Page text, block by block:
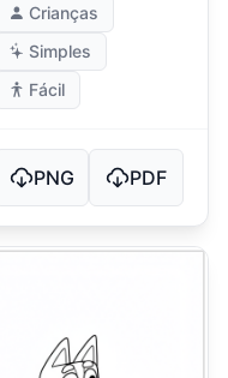
Crianças
Simples
Fácil
PNG PDF